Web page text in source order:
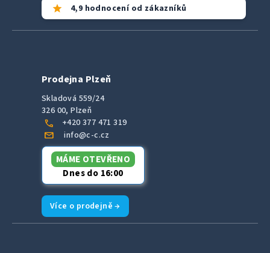
star 4,9 hodnocení od zákazníků
Prodejna Plzeň
Skladová 559/24
326 00, Plzeň
call +420 377 471 319
mail info@c-c.cz
MÁME OTEVŘENO
Dnes do 16:00
Více o prodejně →